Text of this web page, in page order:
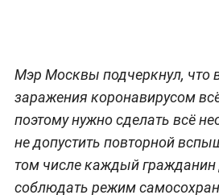
Мэр Москвы подчеркнул, что
заражения коронавирусом
поэтому нужно сделать всё
не допустить повторной
том числе каждый
соблюдать режим